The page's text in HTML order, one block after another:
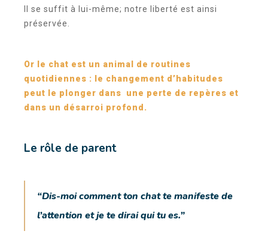
Il se suffit à lui-même; notre liberté est ainsi
préservée.
Or le chat est un animal de routines
quotidiennes : le changement d’habitudes
peut le plonger dans une perte de repères et
dans un désarroi profond.
Le rôle de parent
“Dis-moi comment ton chat te manifeste de
l’attention et je te dirai qui tu es.”